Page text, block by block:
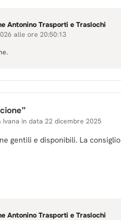
Antonino Trasporti e Traslochi
alle ore 20:50:13
”
Ivana in data 22 dicembre 2025
gentili e disponibili. La consiglio
Antonino Trasporti e Traslochi